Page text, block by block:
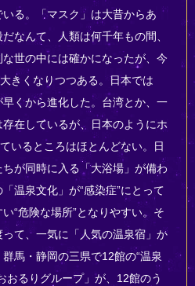
る。「マスク」は大昔からあ
なんて、人類は何千年もの間、
世の中には確かになったが、今
きくなりつつある。日本では
早くから進化した。台湾とか、一
在しているが、日本のようにホ
いるところはほとんどない。日
が同時に入る「大浴場」が備わ
温泉文化」が“感染症”にとって
“危険な場所”となりやすい。そ
て、一気に「人気の温泉宿」か
馬・静岡の三県で12館の“温泉
おるりグループ」が、12館のう